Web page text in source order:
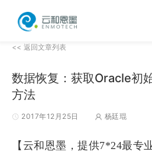
<< 返回文章列表
数据恢复：获取Oracle初
方法
2017年12月25日 杨廷琨
【云和恩墨，提供7*24最专